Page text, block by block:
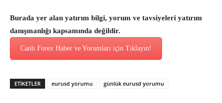
Burada yer alan yatırım bilgi, yorum ve tavsiyeleri yatırım
danışmanlığı kapsamında değildir.
Canlı Forex Haber ve Yorumları için Tıklayın!
ETİKETLER eurusd yorumu günlük eurusd yorumu